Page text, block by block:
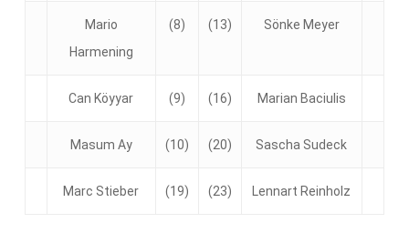
Mario
Harmening
(8) (13) Sönke Meyer
Can Köyyar (9) (16) Marian Baciulis
Masum Ay (10) (20) Sascha Sudeck
Marc Stieber (19) (23) Lennart Reinholz